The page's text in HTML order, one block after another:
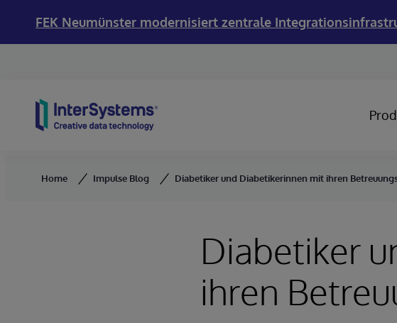
FEK Neumünster modernisiert zentrale
Home Impulse Blog Diabetiker und Diabetikerinnen mit ihren
Diabetiker
ihren